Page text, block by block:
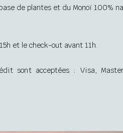
de plantes et du Monoï 100%
et le check-out avant 11h.
sont acceptées : Visa,